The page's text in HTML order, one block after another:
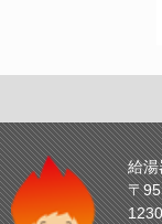
給湯
〒
1230